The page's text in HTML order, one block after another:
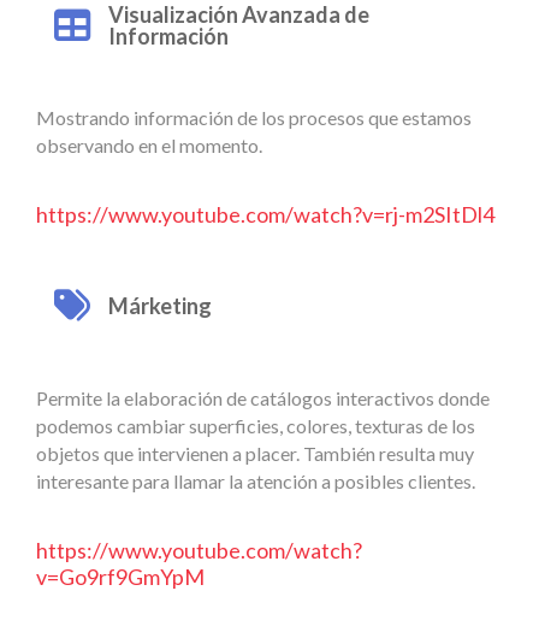
Visualización Avanzada de
Información
Mostrando información de los procesos que estamos
observando en el momento.
https://www.youtube.com/watch?v=rj-m2SItDl4
Márketing
Permite la elaboración de catálogos interactivos donde
podemos cambiar superficies, colores, texturas de los
objetos que intervienen a placer. También resulta muy
interesante para llamar la atención a posibles clientes.
https://www.youtube.com/watch?
v=Go9rf9GmYpM